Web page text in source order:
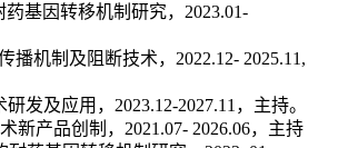
基因转移机制研究， 2023.01-
播机制及阻断技术， 2022.12- 2025.11,
发及应用， 2023.12-2027.11 ，主持。
新产品创制， 2021.07- 2026.06，主持